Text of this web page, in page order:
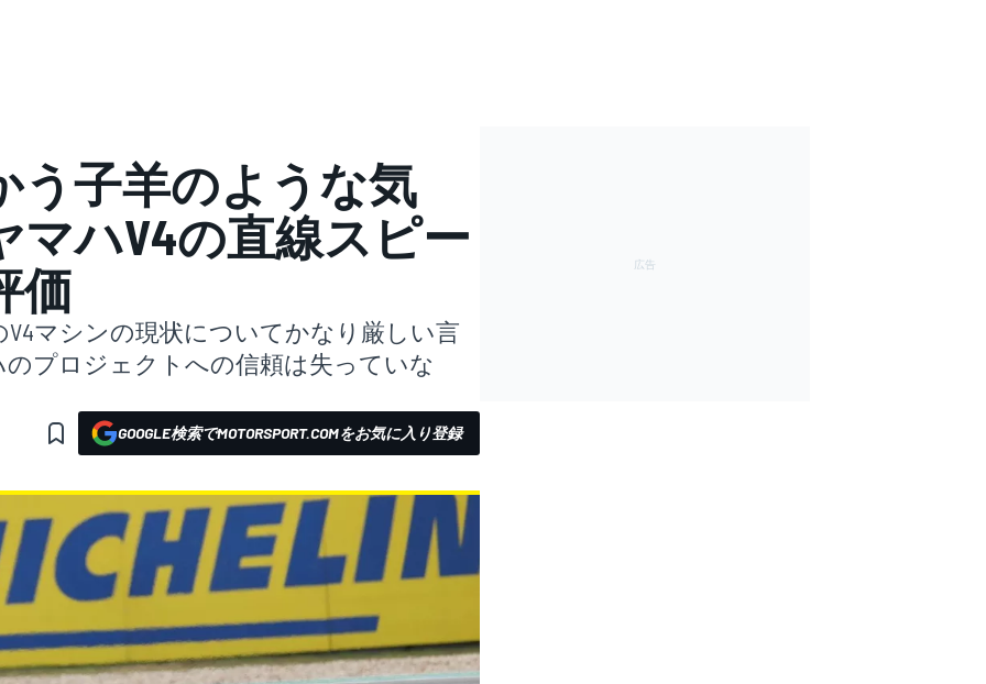
う子羊のような気
マハV4の直線スピー
価
マシンの現状についてかなり厳しい言
プロジェクトへの信頼は失っていな
GOOGLE検索でMOTORSPORT.COMをお気に入り登録